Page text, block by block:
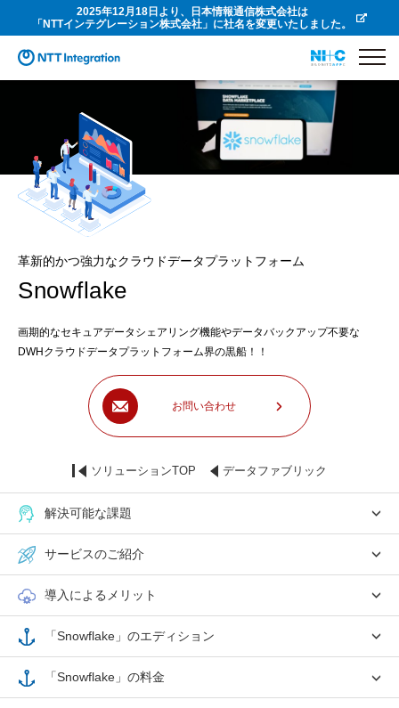
2025年12月18日より、日本情報通信株式会社は
「NTTインテグレーション株式会社」に社名を変更いたしました。
革新的かつ強力なクラウドデータプラットフォーム
Snowflake
画期的なセキュアデータシェアリング機能やデータバックアップ不要な
DWHクラウドデータプラットフォーム界の黒船！！
お問い合わせ
ソリューションTOP データファブリック
解決可能な課題
サービスのご紹介
導入によるメリット
「Snowflake」のエディション
「Snowflake」の料金